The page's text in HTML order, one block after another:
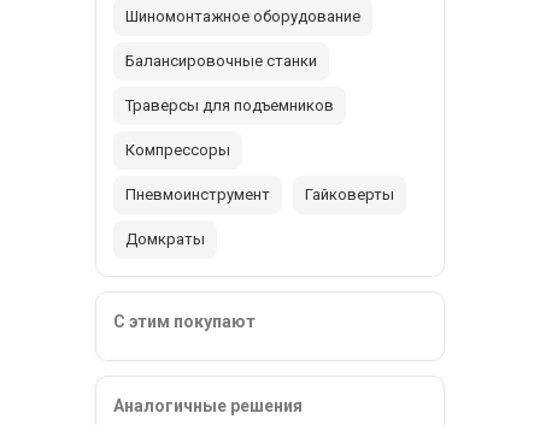
Шиномонтажное оборудование
Балансировочные станки
Траверсы для подъемников
Компрессоры
Пневмоинструмент Гайковерты
Домкраты
С этим покупают
Аналогичные решения